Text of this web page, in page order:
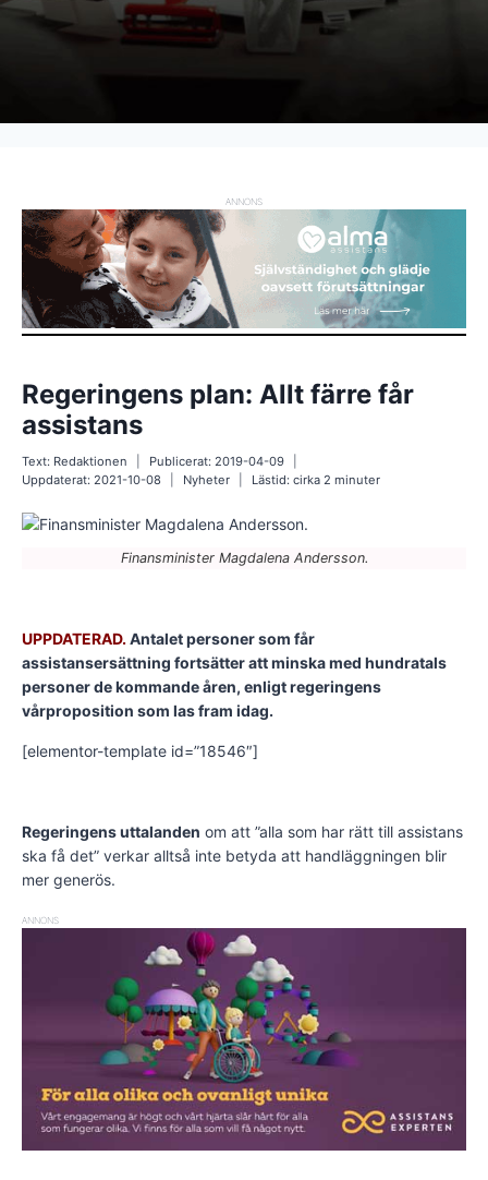
ANNONS
Regeringens plan: Allt färre får
assistans
Text: Redaktionen Publicerat: 2019-04-09
Uppdaterat: 2021-10-08 Nyheter Lästid: cirka2minuter
Finansminister Magdalena Andersson.
UPPDATERAD.Antalet personer som får
assistansersättning fortsätter att minska med hundratals
personer de kommande åren, enligt regeringens
vårproposition som las fram idag.
[elementor-template id=”18546″]
Regeringens uttalanden om att ”alla som har rätt till assistans
ska få det” verkar alltså inte betyda att handläggningen blir
mer generös.
ANNONS